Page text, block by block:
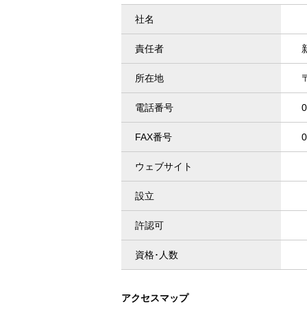
社名
責任者
所在地
電話番号
FAX番号
ウェブサイト
設立
許認可
資格･人数
アクセスマップ